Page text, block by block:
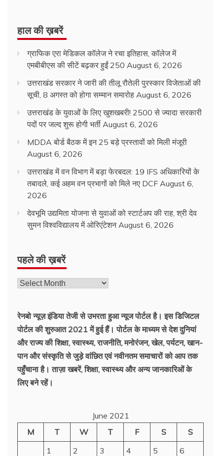
हाल की ख़बरें
ग्राफिक एरा मेडिकल कॉलेज ने रचा इतिहास, कॉलेज में
एमबीबीएस की सीटें बढ़कर हुईं 250 August 6, 2026
उत्तराखंड सरकार ने जारी की तीलू रौतेली पुरस्कार विजेताओं की
सूची, 8 अगस्त को होगा सम्मान समारोह August 6, 2026
उत्तराखंड के युवाओं के लिए खुशखबरी! 2500 से ज्यादा सरकारी
पदों पर जल्द शुरू होगी भर्ती August 6, 2026
MDDA बोर्ड बैठक में इन 25 बड़े प्रस्तावों को मिली मंजूरी
August 6, 2026
उत्तराखंड में वन विभाग में बड़ा फेरबदल: 19 IFS अधिकारियों के
तबादले, कई अहम वन प्रभागों को मिले नए DCF August 6,
2026
देवभूमि उद्यमिता योजना से युवाओं को स्टार्टअप की राह, श्री देव
सुमन विश्वविद्यालय में ओरिएंटेशन August 6, 2026
पहले की ख़बरें
रेनबो न्यूज़ इंडिया तेजी से उभरता हुआ न्‍यूज पोर्टल है। इस डिजिटल
पोर्टल की शुरुआत 2021 में हुई हैं। पोर्टल के माध्यम से देश दुनियां
और राज्य की शिक्षा, स्वास्थ्य, राजनीति, मनोरंजन, खेल, पर्यटन, खान-
पान और संस्कृति से जुड़े वांछित एवं नवीनतम समाचारों को आप तक
पहुँचाना है। ताज़ा खबरें, शिक्षा, स्वास्थ्य और अन्य जानकारिओं के
लिए बने रहें।
June 2021
M
T W T F S
S
1
2 3 4 5
6